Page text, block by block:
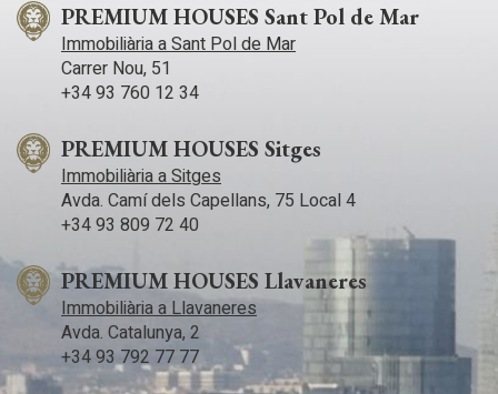
PREMIUM HOUSES Sant Pol de Mar
Immobiliària a Sant Pol de Mar
Carrer Nou, 51
+34 93 760 12 34
PREMIUM HOUSES Sitges
Immobiliària a Sitges
Avda. Camí­ dels Capellans, 75 Local 4
+34 93 809 72 40
PREMIUM HOUSES Llavaneres
Immobiliària a Llavaneres
Avda. Catalunya, 2
+34 93 792 77 77